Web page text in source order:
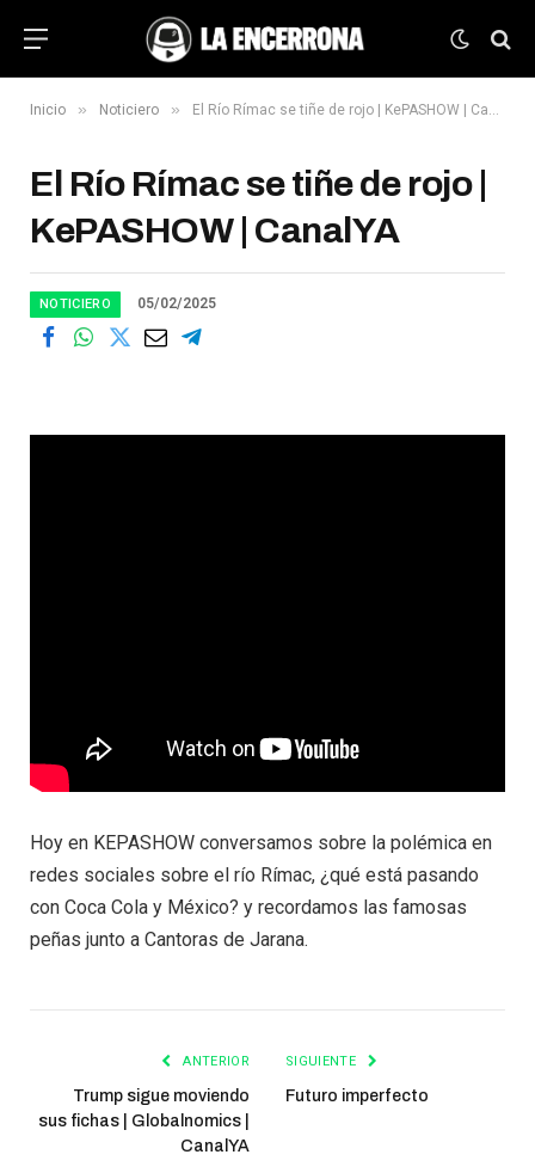
Inicio » Noticiero » El Río Rímac se tiñe de rojo | KePASHOW | CanalYA
El Río Rímac se tiñe de rojo |
KePASHOW | CanalYA
NOTICIERO 05/02/2025
Hoy en KEPASHOW conversamos sobre la polémica en
redes sociales sobre el río Rímac, ¿qué está pasando
con Coca Cola y México? y recordamos las famosas
peñas junto a Cantoras de Jarana.
ANTERIOR
Trump sigue moviendo
sus fichas | Globalnomics |
CanalYA
SIGUIENTE
Futuro imperfecto